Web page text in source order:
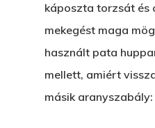
káposzta torzsát és
mekegést maga
használt pata
mellett, amiért
másik aranyszabály: